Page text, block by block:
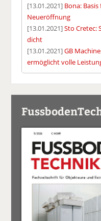
[13.01.2021] Bona:
Neueröffnung
[13.01.2021]Sto Cretec:
dicht
[13.01.2021]GB
ermöglicht volle